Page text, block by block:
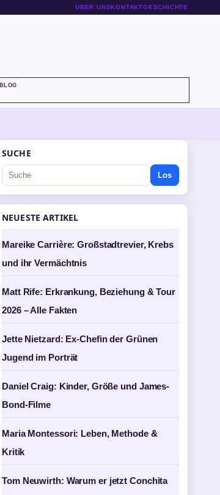
ÜBER UNSKONTAKTGESCHICHTE
BLOG
SUCHE
Los
NEUESTE ARTIKEL
Mareike Carrière: Großstadtrevier, Krebs
und ihr Vermächtnis
Matt Rife: Erkrankung, Beziehung & Tour
2026 – Alle Fakten
Jette Nietzard: Ex-Chefin der Grünen
Jugend im Porträt
Daniel Craig: Kinder, Größe und James-
Bond-Filme
Maria Montessori: Leben, Methode &
Kritik
Tom Neuwirth: Warum er jetzt Conchita